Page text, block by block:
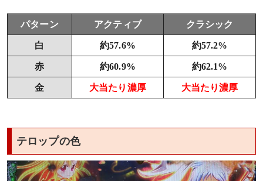
パターン アクティブ クラシック
白 約57.6% 約57.2%
赤 約60.9% 約62.1%
金 大当たり濃厚 大当たり濃厚
テロップの色